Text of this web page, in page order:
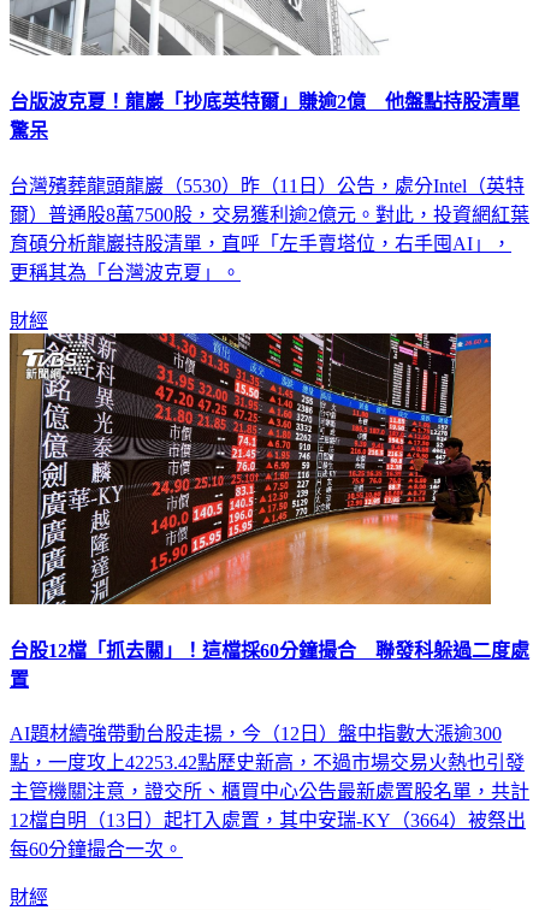
台版波克夏！龍巖「抄底英特爾」賺逾2億 他盤點持股清單
驚呆
台灣殯葬龍頭龍巖（5530）昨（11日）公告，處分Intel（英特
爾）普通股8萬7500股，交易獲利逾2億元。對此，投資網紅葉
育碩分析龍巖持股清單，直呼「左手賣塔位，右手囤AI」，
更稱其為「台灣波克夏」。
財經
台股12檔「抓去關」！這檔採60分鐘撮合 聯發科躲過二度處
置
AI題材續強帶動台股走揚，今（12日）盤中指數大漲逾300
點，一度攻上42253.42點歷史新高，不過市場交易火熱也引發
主管機關注意，證交所、櫃買中心公告最新處置股名單，共計
12檔自明（13日）起打入處置，其中安瑞-KY（3664）被祭出
每60分鐘撮合一次。
財經